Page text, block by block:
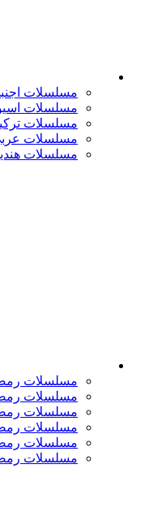
مسلسلات
مسلسلات
مسلسلات
مسلسلات
مسلسلات
مسلسلات رمضان
مسلسلات رمضان
مسلسلات رمضان
مسلسلات رمضان
مسلسلات رمضان
مسلسلات رمضان